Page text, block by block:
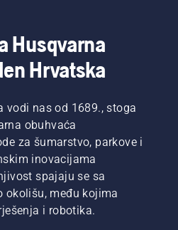
Husqvarna
Hrvatska
vodi nas od 1689., stoga
obuhvaća
za šumarstvo, parkove i
inovacijama
spajaju se sa
okolišu, među kojima
i robotika.